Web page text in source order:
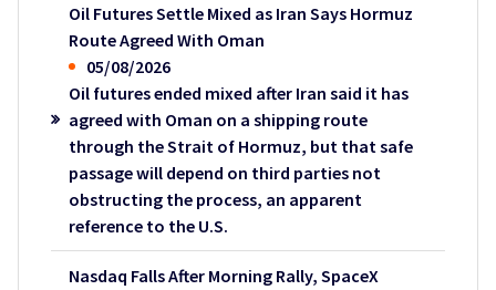
Oil Futures Settle Mixed as Iran Says Hormuz
Route Agreed With Oman
05/08/2026
Oil futures ended mixed after Iran said it has
agreed with Oman on a shipping route
through the Strait of Hormuz, but that safe
passage will depend on third parties not
obstructing the process, an apparent
reference to the U.S.
Nasdaq Falls After Morning Rally, SpaceX